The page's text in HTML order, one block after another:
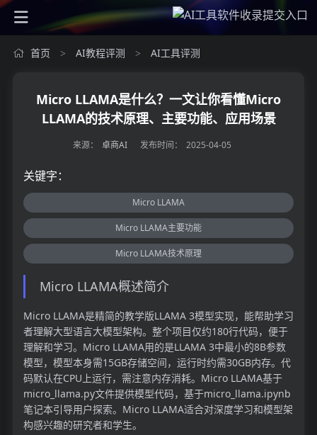
首页 > AI教程评测 > AI工具评测
Micro LLAMA是什么？一文让你看懂Micro
LLAMA的技术原理、主要功能、应用场景
来源： 卓商AI 发布时间： 2025-04-05
关键字：
Micro LLAMA
Micro LLAMA主要功能
Micro LLAMA技术原理
Micro LLAMA概述简介
Micro LLAMA是精简的教学版LLAMA 3模型实现，能帮助学习
者理解大型语言大模型架构。整个项目仅约180行代码，便于
理解和学习。Micro LLAMA用的是LLAMA 3中最小的8B参数
模型，模型本身需15GB存储空间，运行时约需30GB内存。代
码默认在CPU上运行，需注意内存消耗。Micro LLAMA基于
micro_llama.py文件提供模型代码，基于micro_llama.ipynb
笔记本引导用户探索。Micro LLAMA适合对深度学习和模型架
构感兴趣的研究者和学生。